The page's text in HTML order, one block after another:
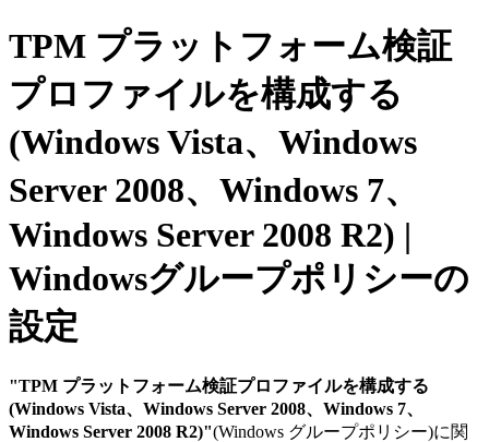
TPM プラットフォーム検証
プロファイルを構成する
(Windows Vista、Windows
Server 2008、Windows 7、
Windows Server 2008 R2) |
Windowsグループポリシーの
設定
"TPM プラットフォーム検証プロファイルを構成する
(Windows Vista、Windows Server 2008、Windows 7、
Windows Server 2008 R2)"(Windows グループポリシー)に関